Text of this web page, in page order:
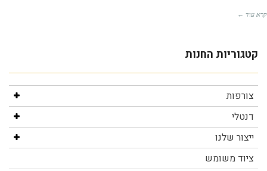
עוד ←
צורפות
דנטלי
ייצור שלנו
ציוד משומש